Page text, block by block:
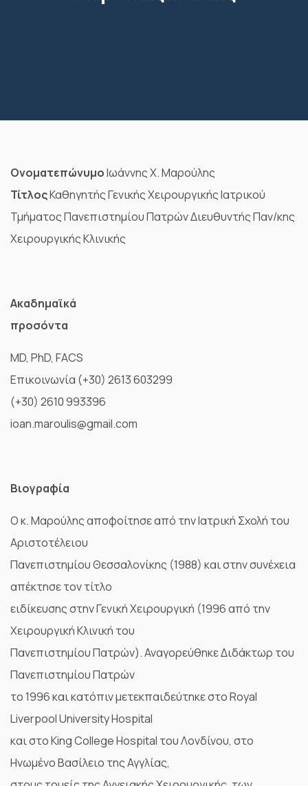
ΟνοματεπώνυμοΙωάννης Χ. Μαρούλης
ΤίτλοςΚαθηγητής Γενικής Χειρουργικής Ιατρικού
Τμήματος Πανεπιστημίου Πατρών Διευθυντής Παν/κης
Χειρουργικής Κλινικής
Ακαδημαϊκά
προσόντα
MD, PhD, FACS
Επικοινωνία (+30) 2613 603299
(+30) 2610 993396
ioan.maroulis@gmail.com
Βιογραφία
Ο κ. Μαρούλης αποφοίτησε από την Ιατρική Σχολή του
Αριστοτέλειου
Πανεπιστημίου Θεσσαλονίκης (1988) και στην συνέχεια
απέκτησε τον τίτλο
ειδίκευσης στην Γενική Χειρουργική (1996 από την
Χειρουργική Κλινική του
Πανεπιστημίου Πατρών). Αναγορεύθηκε Διδάκτωρ του
Πανεπιστημίου Πατρών
το 1996 και κατόπιν μετεκπαιδεύτηκε στο Royal
Liverpool University Hospital
και στο King College Hospital του Λονδίνου, στο
Ηνωμένο Βασίλειο της Αγγλίας,